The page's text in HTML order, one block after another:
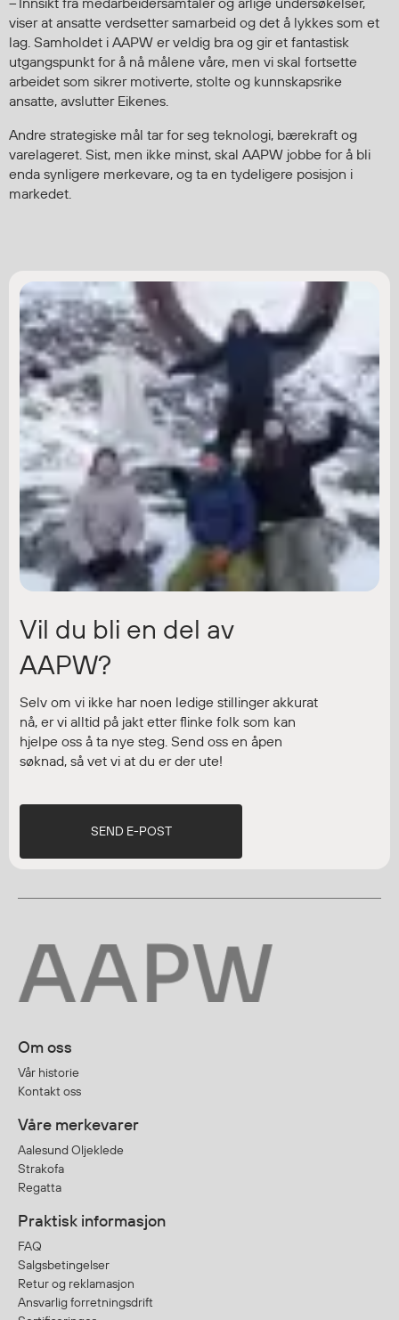
viser at ansatte verdsetter samarbeid og det å lykkes som et
lag. Samholdet i AAPW er veldig bra og gir et fantastisk
utgangspunkt for å nå målene våre, men vi skal fortsette
arbeidet som sikrer motiverte, stolte og kunnskapsrike
ansatte, avslutter Eikenes.
Andre strategiske mål tar for seg teknologi, bærekraft og
varelageret. Sist, men ikke minst, skal AAPW jobbe for å bli
enda synligere merkevare, og ta en tydeligere posisjon i
markedet.
Vil du bli en del av
AAPW?
Selv om vi ikke har noen ledige stillinger akkurat
nå, er vi alltid på jakt etter flinke folk som kan
hjelpe oss å ta nye steg. Send oss en åpen
søknad, så vet vi at du er der ute!
SEND E-POST
Om oss
Vår historie
Kontakt oss
Våre merkevarer
Aalesund Oljeklede
Strakofa
Regatta
Praktisk informasjon
FAQ
Salgsbetingelser
Retur og reklamasjon
Ansvarlig forretningsdrift